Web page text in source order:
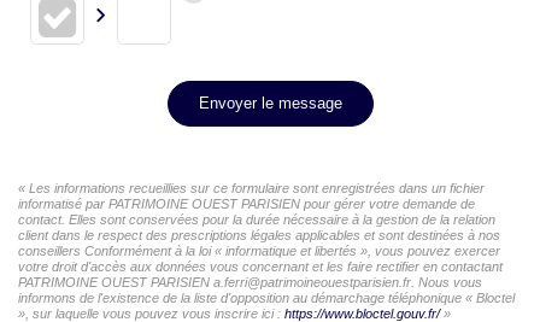
Envoyer le message
« Les informations recueillies sur ce formulaire sont enregistrées dans un fichier
informatisé par PATRIMOINE OUEST PARISIEN pour gérer votre demande de
contact. Elles sont conservées pour la durée nécessaire à la gestion de la relation
client dans le respect des prescriptions légales applicables et sont destinées à nos
conseillers Conformément à la loi « informatique et libertés », vous pouvez exercer
votre droit d'accès aux données vous concernant et les faire rectifier en contactant
PATRIMOINE OUEST PARISIEN a.ferri@patrimoineouestparisien.fr. Nous vous
informons de l'existence de la liste d'opposition au démarchage téléphonique « Bloctel
», sur laquelle vous pouvez vous inscrire ici : https://www.bloctel.gouv.fr/»